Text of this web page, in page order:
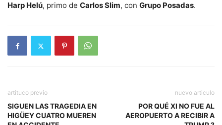
Harp Helú, primo de Carlos Slim, con Grupo Posadas.
artituco previo
SIGUEN LAS TRAGEDIA EN
HIGÜEY CUATRO MUEREN
nuevo articulo
POR QUÉ XI NO FUE AL
AEROPUERTO A RECIBIR A